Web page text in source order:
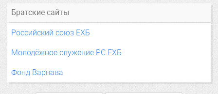
Братские сайты
Российский союз ЕХБ
Молодёжное служение РС ЕХБ
Фонд Варнава